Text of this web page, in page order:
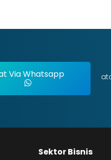
Via Whatsapp
Sektor Bisnis